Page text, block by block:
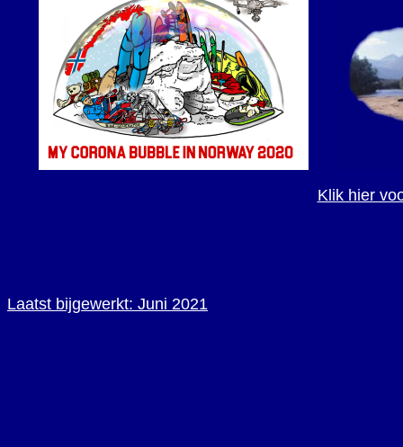
Klik hier
Laatst bijgewerkt: Juni 2021